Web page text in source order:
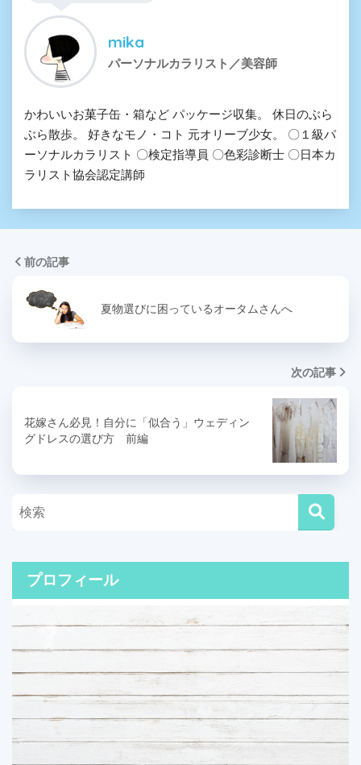
mika
パーソナルカラリスト／美容師
かわいいお菓子缶・箱など パッケージ収集。 休日のぶら
ぶら散歩。 好きなモノ・コト 元オリーブ少女。 〇１級パ
ーソナルカラリスト 〇検定指導員 〇色彩診断士 〇日本カ
ラリスト協会認定講師
前の記事
夏物選びに困っているオータムさんへ
次の記事
花嫁さん必見！自分に「似合う」ウェディン
グドレスの選び方 前編
プロフィール